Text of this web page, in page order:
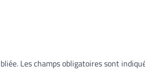
Les champs obligatoires sont